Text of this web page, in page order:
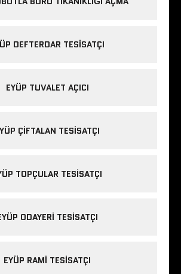
DEFTERDAR TESISATÇI
EYÜP TUVALET AÇICI
ÇIFTALAN TESISATÇI
TOPÇULAR TESISATÇI
ODAYERI TESISATÇI
EYÜP RAMI TESISATÇI